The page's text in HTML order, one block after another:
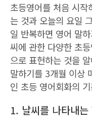
초등영어를 처음 시
는 것과 오늘의 요일
일 반복하면 영어 말
씨에 관한 다양한 초
으로 표현하는 것을
말하기를 3개월 이상
인 초등 영어회화의
1. 날씨를 나타내